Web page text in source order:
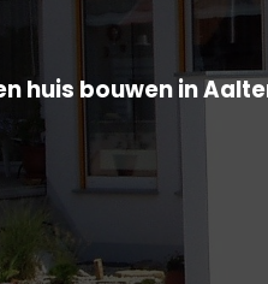
huis bouwen in